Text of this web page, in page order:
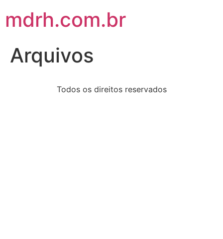
mdrh.com.br
Arquivos
Todos os direitos reservados